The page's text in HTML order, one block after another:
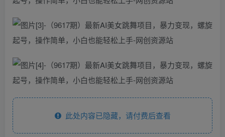
此处内容已隐藏，请付费后查看